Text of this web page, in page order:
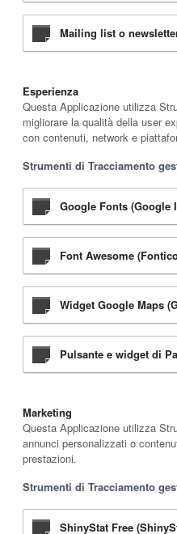
Mailing list o
Esperienza
Questa Applicazione utilizza
migliorare la qualità della user
con contenuti, network e
Strumenti di Tracciamento
Google Fonts (Google
Font Awesome
Widget Google Maps
Pulsante e widget di
Marketing
Questa Applicazione utilizza
annunci personalizzati o
prestazioni.
Strumenti di Tracciamento
ShinyStat Free